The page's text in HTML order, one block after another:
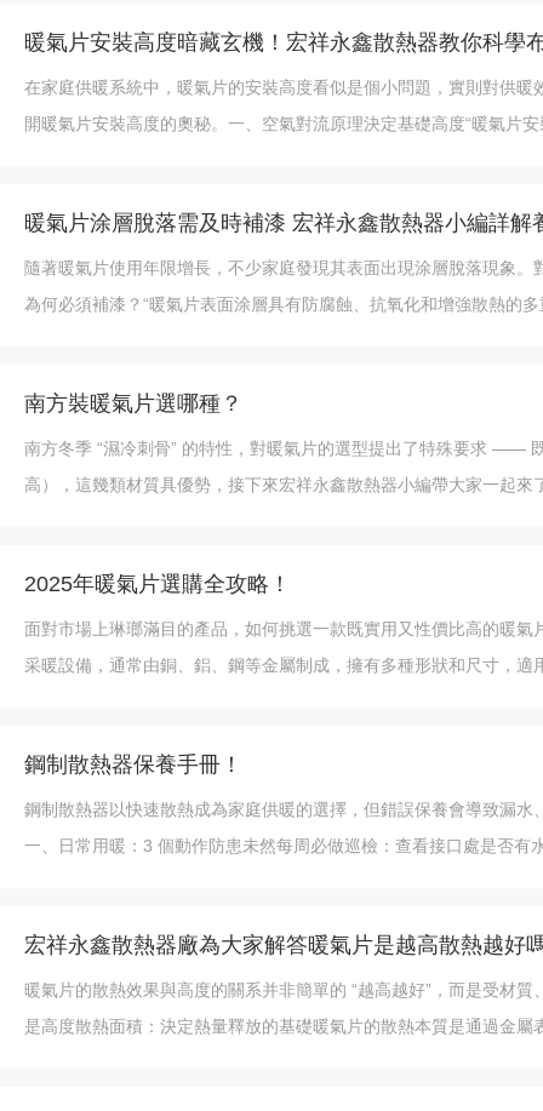
暖氣片安裝高度暗藏玄機！宏祥永鑫散熱器教你科學
在家庭供暖系統中，暖氣片的安裝高度看似是個小問題，實則對供
開暖氣片安裝高度的奧秘。一、空氣對流原理決定基礎高度“暖氣片
暖氣片涂層脫落需及時補漆 宏祥永鑫散熱器小編詳解
隨著暖氣片使用年限增長，不少家庭發現其表面出現涂層脫落現象
為何必須補漆？“暖氣片表面涂層具有防腐蝕、抗氧化和增強散熱的
南方裝暖氣片選哪種？
南方冬季 “濕冷刺骨” 的特性，對暖氣片的選型提出了特殊要求 ——
高），這幾類材質具優勢，接下來宏祥永鑫散熱器小編帶大家一起
2025年暖氣片選購全攻略！
面對市場上琳瑯滿目的產品，如何挑選一款既實用又性價比高的暖
采暖設備，通常由銅、鋁、鋼等金屬制成，擁有多種形狀和尺寸，
鋼制散熱器保養手冊！
鋼制散熱器以快速散熱成為家庭供暖的選擇，但錯誤保養會導致漏
一、日常用暖：3 個動作防患未然每周必做巡檢：查看接口處是否
宏祥永鑫散熱器廠為大家解答暖氣片是越高散熱越好
暖氣片的散熱效果與高度的關系并非簡單的 “越高越好”，而是受材
是高度散熱面積：決定熱量釋放的基礎暖氣片的散熱本質是通過金